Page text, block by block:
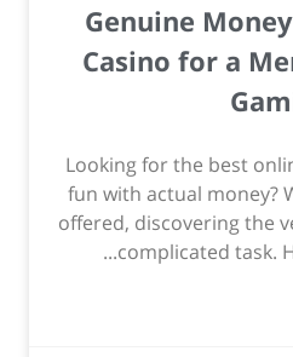
Genuine
Casino for a
Looking for the best
fun with actual money?
offered, discovering the
complicated task.